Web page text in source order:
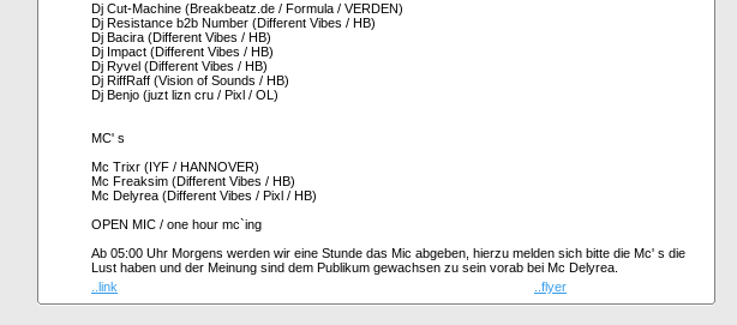
Dj Cut-Machine (Breakbeatz.de / Formula / VERDEN)
Dj Resistance b2b Number (Different Vibes / HB)
Dj Bacira (Different Vibes / HB)
Dj Impact (Different Vibes / HB)
Dj Ryvel (Different Vibes / HB)
Dj RiffRaff (Vision of Sounds / HB)
Dj Benjo (juzt lizn cru / Pixl / OL)
MC' s
Mc Trixr (IYF / HANNOVER)
Mc Freaksim (Different Vibes / HB)
Mc Delyrea (Different Vibes / Pixl / HB)
OPEN MIC / one hour mc`ing
Ab 05:00 Uhr Morgens werden wir eine Stunde das Mic abgeben, hierzu melden sich bitte die Mc' s die
Lust haben und der Meinung sind dem Publikum gewachsen zu sein vorab bei Mc Delyrea.
..link
..flyer